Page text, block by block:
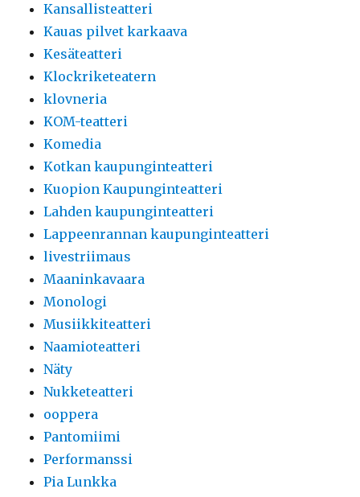
Kansallisteatteri
Kauas pilvet karkaava
Kesäteatteri
Klockriketeatern
klovneria
KOM-teatteri
Komedia
Kotkan kaupunginteatteri
Kuopion Kaupunginteatteri
Lahden kaupunginteatteri
Lappeenrannan kaupunginteatteri
livestriimaus
Maaninkavaara
Monologi
Musiikkiteatteri
Naamioteatteri
Näty
Nukketeatteri
ooppera
Pantomiimi
Performanssi
Pia Lunkka